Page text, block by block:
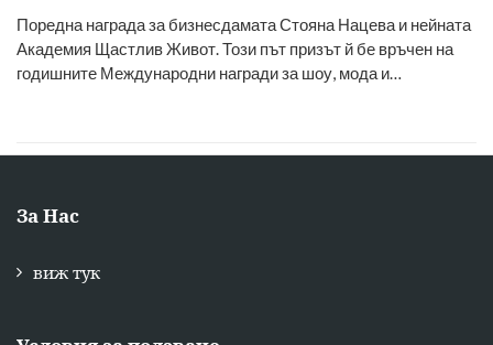
Поредна награда за бизнесдамата Стояна Нацева и нейната
Академия Щастлив Живот. Този път призът й бе връчен на
годишните Международни награди за шоу, мода и…
За Нас
виж тук